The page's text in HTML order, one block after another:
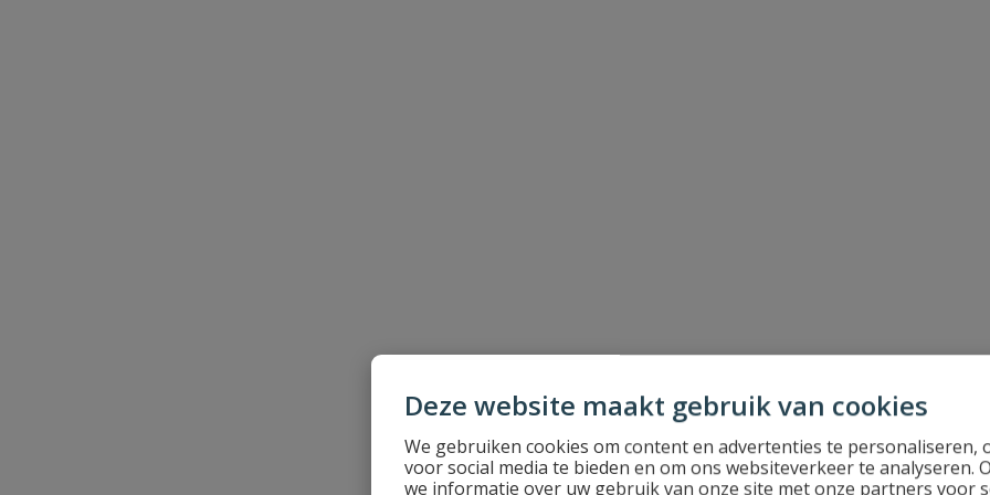
Deze website maakt gebruik van cookies
We gebruiken cookies om content en advertenties te personaliseren,
voor social media te bieden en om ons websiteverkeer te analyseren.
we informatie over uw gebruik van onze site met onze partners voor